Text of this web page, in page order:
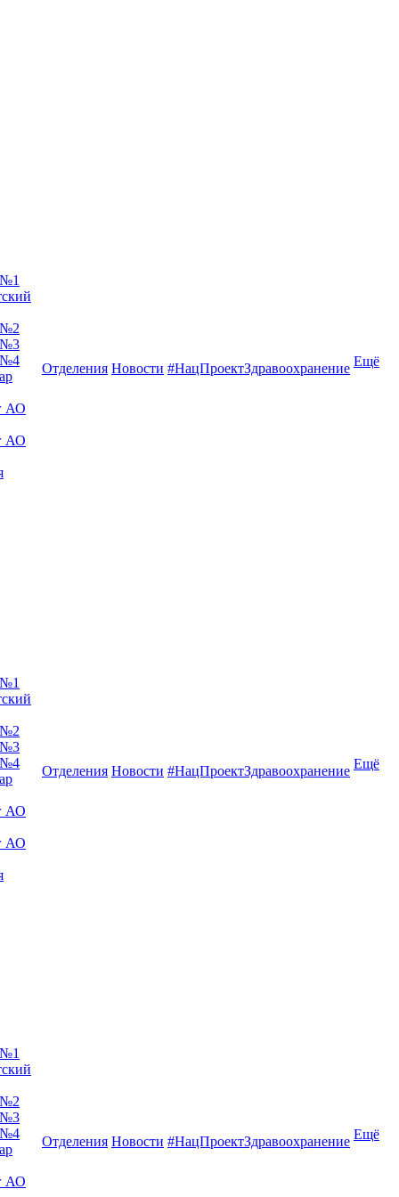
№2
№3
№4
АО
АО
Отделения Новости #НацПроектЗдравоохранение Ещё
№2
№3
№4
АО
АО
Отделения Новости #НацПроектЗдравоохранение Ещё
№2
№3
№4
АО
Отделения Новости #НацПроектЗдравоохранение Ещё